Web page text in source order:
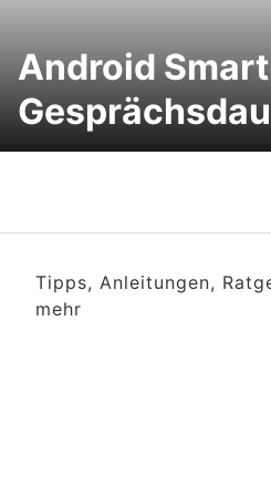
Android
Tipps, Anleitungen,
mehr